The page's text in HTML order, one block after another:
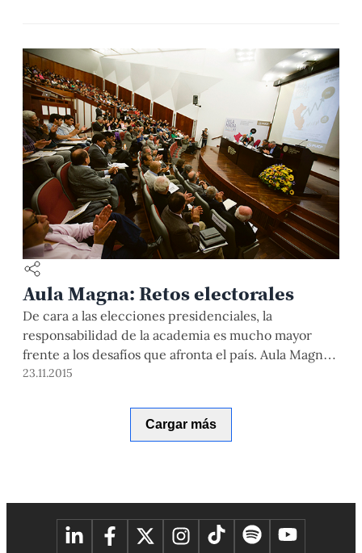
Aula Magna: Retos electorales
De cara a las elecciones presidenciales, la
responsabilidad de la academia es mucho mayor
frente a los desafíos que afronta el país. Aula Magna
XIX “Crecimiento, equidad y gobernabilidad del
dialogar sobre el crecimiento económico, la
desigualdad y el fortalecimiento de una
23.11.2015
Cargar más